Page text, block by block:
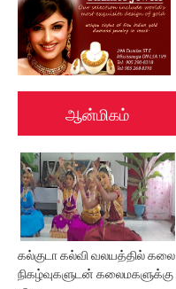
ஆன்மிகம்
கல்குடா கல்வி வலயத்தில் கலை
நிகழ்வுகளுடன் கலைமகளுக்கு